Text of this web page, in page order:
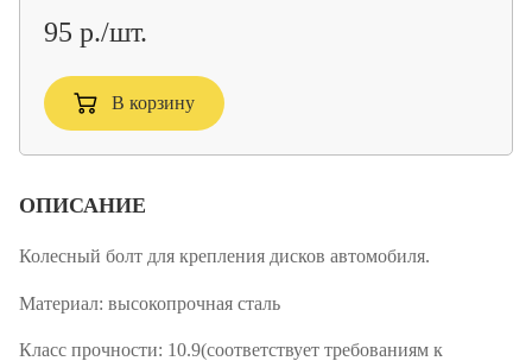
95 р./шт.
В корзину
ОПИСАНИЕ
Колесный болт для крепления дисков автомобиля.
Материал: высокопрочная сталь
Класс прочности: 10.9(соответствует требованиям к